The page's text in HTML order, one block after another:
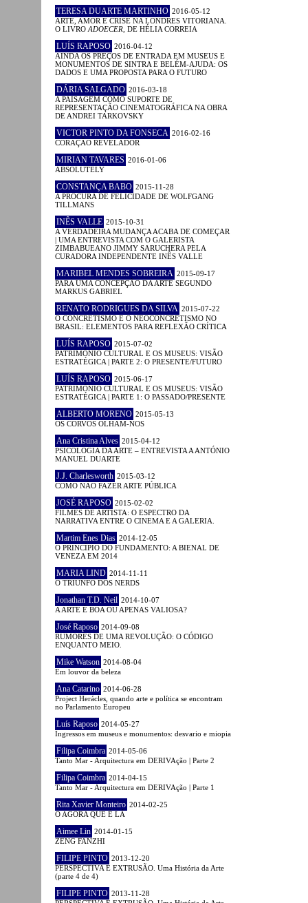
TERESA DUARTE MARTINHO 2016-05-12
ARTE, AMOR E CRISE NA LONDRES VITORIANA.
O LIVRO ADOECER , DE HÉLIA CORREIA
LUÍS RAPOSO 2016-04-12
AINDA OS PREÇOS DE ENTRADA EM MUSEUS E
MONUMENTOS DE SINTRA E BELÉM-AJUDA: OS
DADOS E UMA PROPOSTA PARA O FUTURO
DÁRIA SALGADO 2016-03-18
A PAISAGEM COMO SUPORTE DE
REPRESENTAÇÃO CINEMATOGRÁFICA NA OBRA
DE ANDREI TARKOVSKY
VICTOR PINTO DA FONSECA 2016-02-16
CORAÇÃO REVELADOR
MIRIAN TAVARES 2016-01-06
ABSOLUTELY
CONSTANÇA BABO 2015-11-28
A PROCURA DE FELICIDADE DE WOLFGANG
TILLMANS
INÊS VALLE 2015-10-31
A VERDADEIRA MUDANÇA ACABA DE COMEÇAR
| UMA ENTREVISTA COM O GALERISTA
ZIMBABUEANO JIMMY SARUCHERA PELA
CURADORA INDEPENDENTE INÊS VALLE
MARIBEL MENDES SOBREIRA 2015-09-17
PARA UMA CONCEPÇÃO DA ARTE SEGUNDO
MARKUS GABRIEL
RENATO RODRIGUES DA SILVA 2015-07-22
O CONCRETISMO E O NEOCONCRETISMO NO
BRASIL: ELEMENTOS PARA REFLEXÃO CRÍTICA
LUÍS RAPOSO 2015-07-02
PATRIMÓNIO CULTURAL E OS MUSEUS: VISÃO
ESTRATÉGICA | PARTE 2: O PRESENTE/FUTURO
LUÍS RAPOSO 2015-06-17
PATRIMÓNIO CULTURAL E OS MUSEUS: VISÃO
ESTRATÉGICA | PARTE 1: O PASSADO/PRESENTE
ALBERTO MORENO 2015-05-13
OS CORVOS OLHAM-NOS
Ana Cristina Alves 2015-04-12
PSICOLOGIA DA ARTE – ENTREVISTA A ANTÓNIO
MANUEL DUARTE
J.J. Charlesworth 2015-03-12
COMO NÃO FAZER ARTE PÚBLICA
JOSÉ RAPOSO 2015-02-02
FILMES DE ARTISTA: O ESPECTRO DA
NARRATIVA ENTRE O CINEMA E A GALERIA.
Martim Enes Dias 2014-12-05
O PRINCÍPIO DO FUNDAMENTO: A BIENAL DE
VENEZA EM 2014
MARIA LIND 2014-11-11
O TRIUNFO DOS NERDS
Jonathan T.D. Neil 2014-10-07
A ARTE É BOA OU APENAS VALIOSA?
José Raposo 2014-09-08
RUMORES DE UMA REVOLUÇÃO: O CÓDIGO
ENQUANTO MEIO.
Mike Watson 2014-08-04
Em louvor da beleza
Ana Catarino 2014-06-28
Project Herácles, quando arte e política se encontram
no Parlamento Europeu
Luís Raposo 2014-05-27
Ingressos em museus e monumentos: desvario e miopia
Filipa Coimbra 2014-05-06
Tanto Mar - Arquitectura em DERIVAção | Parte 2
Filipa Coimbra 2014-04-15
Tanto Mar - Arquitectura em DERIVAção | Parte 1
Rita Xavier Monteiro 2014-02-25
O AGORA QUE É LÁ
Aimee Lin 2014-01-15
ZENG FANZHI
FILIPE PINTO 2013-12-20
PERSPECTIVA E EXTRUSÃO. Uma História da Arte
(parte 4 de 4)
FILIPE PINTO 2013-11-28